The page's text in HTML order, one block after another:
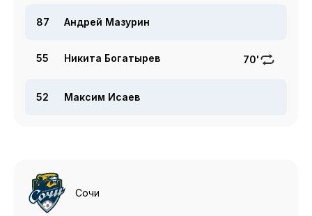
87 Андрей Мазурин
55 Никита Богатырев 70'
52 Максим Исаев
Сочи